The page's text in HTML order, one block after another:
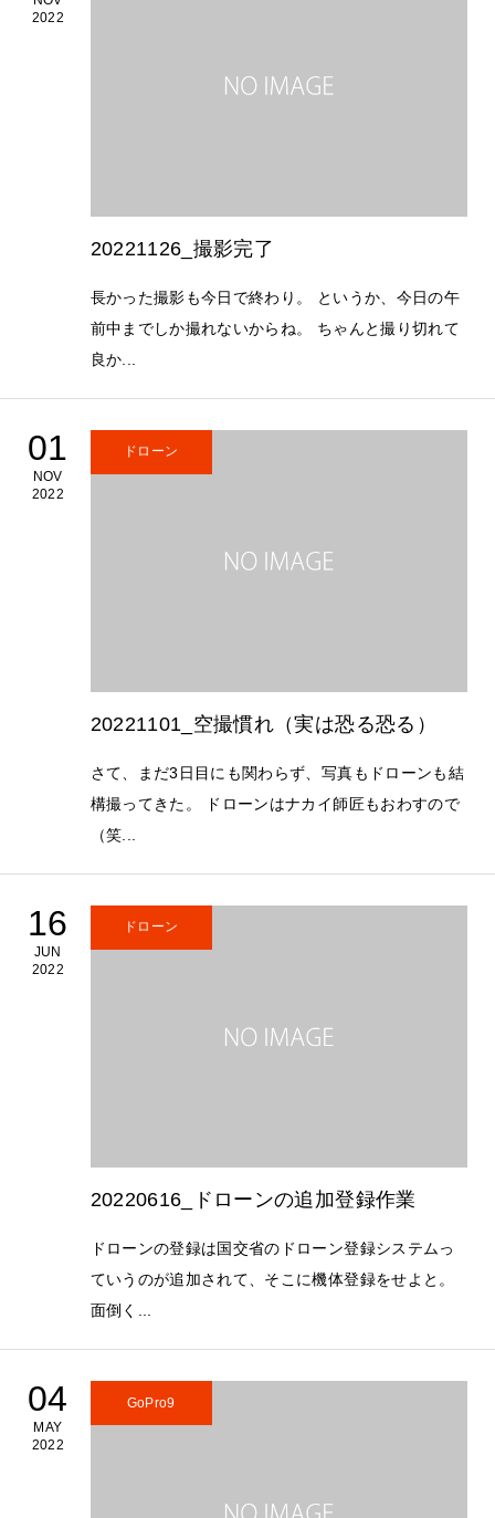
2022
20221126_撮影完了
長かった撮影も今日で終わり。 というか、今日の午
前中までしか撮れないからね。 ちゃんと撮り切れて
良か...
01
NOV
2022
ドローン
20221101_空撮慣れ（実は恐る恐る）
さて、まだ3日目にも関わらず、写真もドローンも結
構撮ってきた。 ドローンはナカイ師匠もおわすので
（笑...
16
JUN
2022
ドローン
20220616_ドローンの追加登録作業
ドローンの登録は国交省のドローン登録システムっ
ていうのが追加されて、そこに機体登録をせよと。
面倒く...
04
MAY
2022
GoPro9